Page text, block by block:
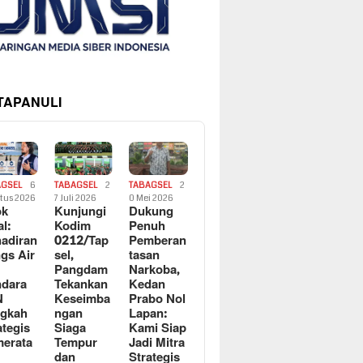
6
2026
Air
TABAGSEL
2
7 Juli 2026
Kunjungi
Kodim
0212/Tap
sel,
Pangdam
Tekankan
Keseimba
ngan
Siaga
Tempur
dan
TABAGSEL
2
0 Mei 2026
Dukung
Penuh
Pemberan
tasan
Narkoba,
Kedan
Prabo Nol
Lapan:
Kami Siap
Jadi Mitra
Strategis